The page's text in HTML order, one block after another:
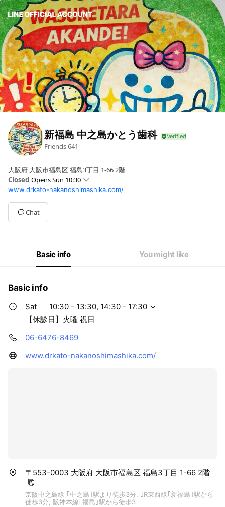
新福島 中之島かとう歯科
Friends641
大阪府 大阪市福島区 福島3丁目 1-66 2階
Closed Opens Sun 10:30
Sun10:30 - 13:30,14:00 - 17:30
Mon10:30 - 14:30,16:00 - 20:30
TueClosed
Wed10:30 - 14:30,16:00 - 20:30
10:30 - 13:30,14:30 - 17:30
【休診日】火曜 祝日
www.drkato-nakanoshimashika.com/
Chat
Basic info You might like
Basic info
Sat
10:30 - 13:30, 14:30 - 17:30
【休診日】火曜 祝日
06-6476-8469
www.drkato-nakanoshimashika.com/
〒553-0003 大阪府 大阪市福島区 福島3丁目 1-66 2階
京阪中之島線 ｢中之島｣駅より徒歩3分, JR東西線｢新福島｣駅から
徒歩3分, 阪神本線｢福島｣駅から徒歩3